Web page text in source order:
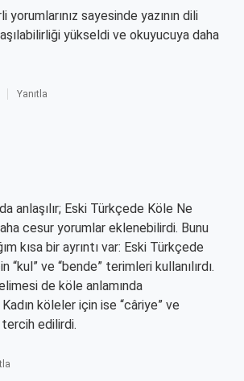
yorumlarınız sayesinde yazının dili
yükseldi ve okuyucuya daha
Yanıtla
anlaşılır; Eski Türkçede Köle Ne
cesur yorumlar eklenebilirdi. Bunu
kısa bir ayrıntı var: Eski Türkçede
“kul” ve “bende” terimleri kullanılırdı.
de köle anlamında
köleler için ise “câriye” ve
tercih edilirdi.